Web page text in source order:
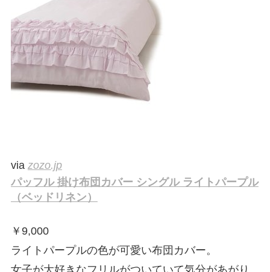
via zozo.jp
パッフル 掛け布団カバー シングル ライトパープル
（ベッドリネン）
￥ 9,000
ライトパープルの色が可愛い布団カバー。